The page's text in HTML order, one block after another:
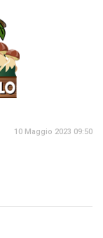
10 Maggio 2023 09:50